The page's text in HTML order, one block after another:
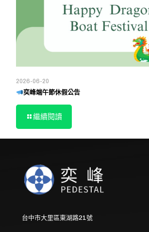
2026-06-20
奕峰端午節休假公告
繼續閱讀
台中市大里區東湖路21號